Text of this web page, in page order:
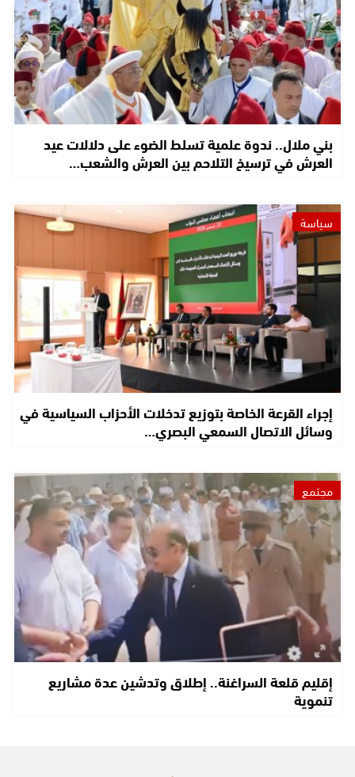
بني ملال.. ندوة علمية تسلط الضوء على دلالات عيد
العرش في ترسيخ التلاحم بين العرش والشعب…
سياسة
إجراء القرعة الخاصة بتوزيع تدخلات الأحزاب السياسية في
وسائل الاتصال السمعي البصري…
مجتمع
إقليم قلعة السراغنة.. إطلاق وتدشين عدة مشاريع
تنموية